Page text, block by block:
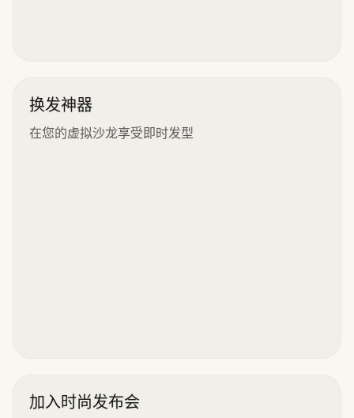
换发神器
在您的虚拟沙龙享受即时发型
加入时尚发布会